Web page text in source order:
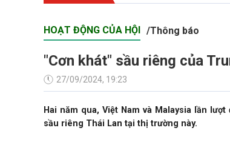
HOẠT ĐỘNG CỦA HỘI /Thông báo
"Cơn khát" sầu riêng của
27/09/2024, 19:23
Hai năm qua, Việt Nam và Malaysia lần
sầu riêng Thái Lan tại thị trường này.